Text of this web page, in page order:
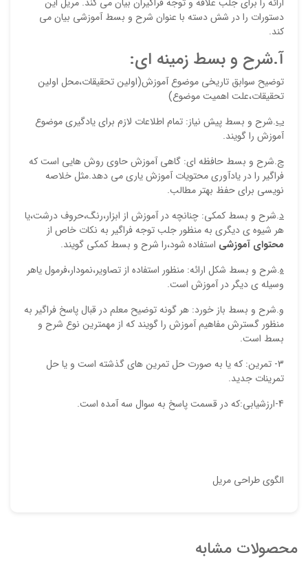
دستورات را در شش دسته با عنوان شرح و بسط آموزشی بیان می
کند.
آ.شرح و بسط زمینه ای:
توضیح سوابق تاریخی موضوع آموزش(اولین تحقیقات،محل اولین
تحقیقات،علت اهمیت موضوع)
ب.شرح و بسط پیش نیاز: تمام اطلاعات لازم برای یادگیری موضوع
آموزش را گویند.
ج.شرح و بسط حافظه ای: گاهی آموزش حاوی روش هایی است که
فراگیر را در یادآوری محتویات آموزش یاری می دهد.مثل خلاصه
نویسی برای حفظ بهتر مطالب.
د.شرح و بسط کمکی: چنانچه در آموزش از ابزار،رنگ،حروف درشت،یا
هر شیوه ی دیگری به منظور جلب توجه فراگیر به نکات خاص از
محتوای آموزشی استفاده شود،را شرح و بسط کمکی گویند.
ه.شرح و بسط شکل ارائه: منظور استفاده از تصاویر،نمودار،فرمول یاهر
وسیله ی دیگر در آموزش است.
و.شرح و بسط باز خورد: هر گونه توضیح معلم در قبال پاسخ فراگیر به
منظور گسترش مفاهیم آموزش را گویند که از مهمترین نوع شرح و
بسط است.
3- تمرین: که یا به صورت حل تمرین های گذشته است و یا حل
تمرینات جدید.
4-ارزشیابی:که در قسمت پاسخ به سوال سه آمده است.
الگوی طراحی مریل
محصولات مشابه